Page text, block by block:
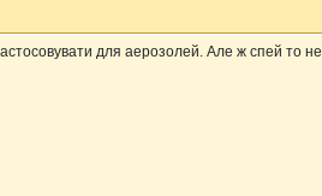
для аерозолей. Але ж спей то